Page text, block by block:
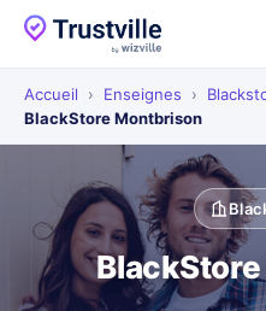
Accueil › Enseignes ›
BlackStore Montbrison